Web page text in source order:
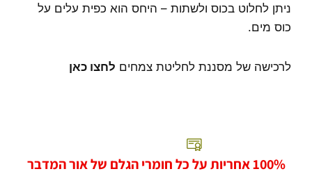
ניתן לחלוט בכוס ולשתות – היחס הוא כפית עלים על
כוס מים.
לרכישה של מסננת לחליטת צמחים לחצו כאן
100% אחריות על כל חומרי הגלם של אור המדבר